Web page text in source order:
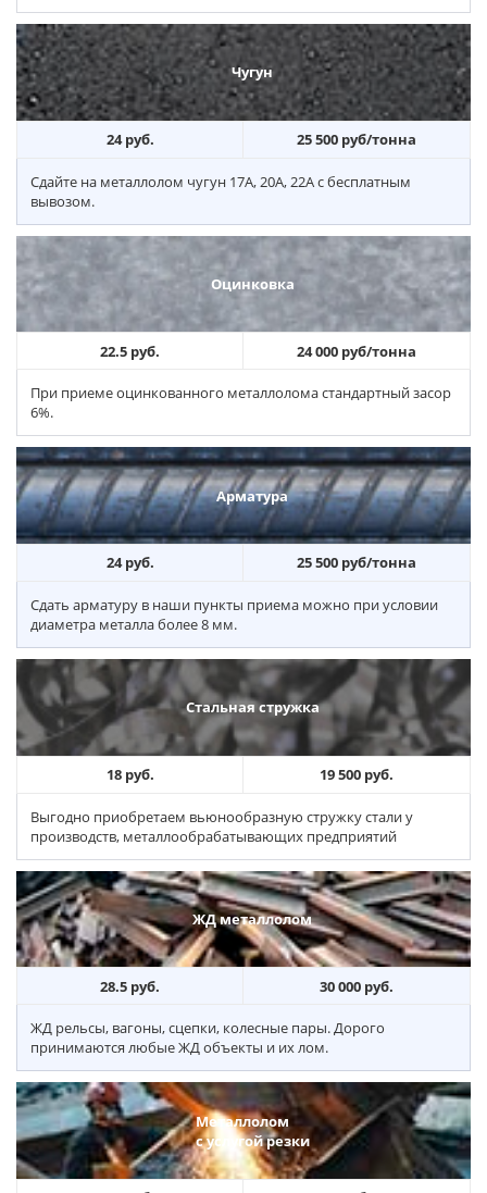
Чугун
24 руб. 25 500 руб/тонна
Сдайте на металлолом чугун 17А, 20А, 22А с бесплатным
вывозом.
Оцинковка
22.5 руб. 24 000 руб/тонна
При приеме оцинкованного металлолома стандартный засор
6%.
Арматура
24 руб. 25 500 руб/тонна
Сдать арматуру в наши пункты приема можно при условии
диаметра металла более 8 мм.
Стальная стружка
18 руб. 19 500 руб.
Выгодно приобретаем вьюнообразную стружку стали у
производств, металлообрабатывающих предприятий
ЖД металлолом
28.5 руб. 30 000 руб.
ЖД рельсы, вагоны, сцепки, колесные пары. Дорого
принимаются любые ЖД объекты и их лом.
Металлолом
с услугой резки